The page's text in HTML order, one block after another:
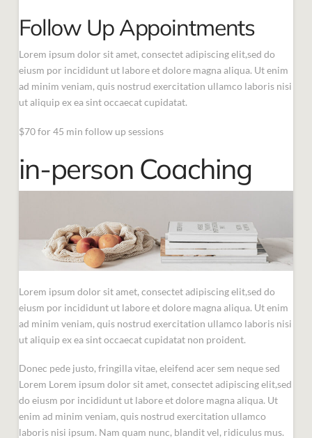
Follow Up Appointments
Lorem ipsum dolor sit amet, consectet adipiscing elit,sed do
eiusm por incididunt ut labore et dolore magna aliqua. Ut enim
ad minim veniam, quis nostrud exercitation ullamco laboris nisi
ut aliquip ex ea sint occaecat cupidatat.
$70 for 45 min follow up sessions
in-person Coaching
Lorem ipsum dolor sit amet, consectet adipiscing elit,sed do
eiusm por incididunt ut labore et dolore magna aliqua. Ut enim
ad minim veniam, quis nostrud exercitation ullamco laboris nisi
ut aliquip ex ea sint occaecat cupidatat non proident.
Donec pede justo, fringilla vitae, eleifend acer sem neque sed
Lorem Lorem ipsum dolor sit amet, consectet adipiscing elit,sed
do eiusm por incididunt ut labore et dolore magna aliqua. Ut
enim ad minim veniam, quis nostrud exercitation ullamco
laboris nisi ipsum. Nam quam nunc, blandit vel, ridiculus mus.